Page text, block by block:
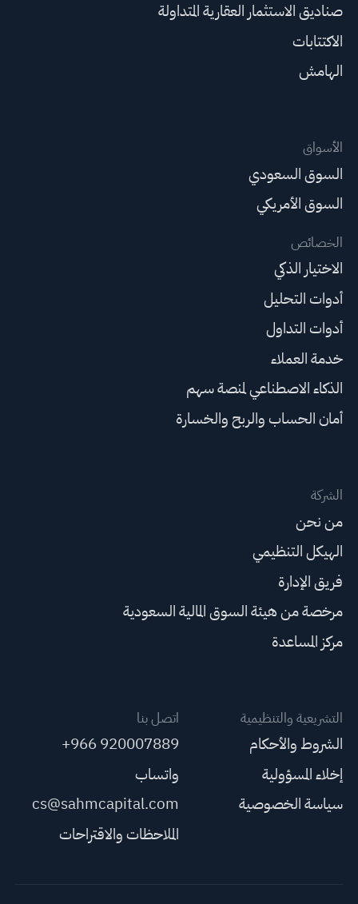
صناديق الاستثمار العقارية المتداولة
الاكتتابات
الهامش
الأسواق
السوق السعودي
السوق الأمريكي
الخصائص
الاختيار الذكي
أدوات التحليل
أدوات التداول
خدمة العملاء
الذكاء الاصطناعي لمنصة سهم
أمان الحساب والربح والخسارة
الشركة
من نحن
الهيكل التنظيمي
فريق الإدارة
مرخصة من هيئة السوق المالية السعودية
مركز المساعدة
التشريعية والتنظيمية
الشروط والأحكام
إخلاء المسؤولية
سياسة الخصوصية
اتصل بنا
+966 920007889
واتساب
cs@sahmcapital.com
الملاحظات والاقتراحات